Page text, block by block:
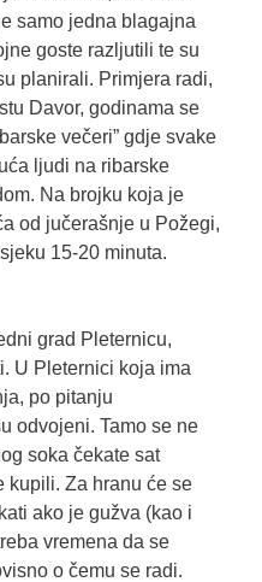
samo jedna blagajna
goste razljutili te su
planirali. Primjera radi,
Davor, godinama se
večeri” gdje svake
ljudi na ribarske
Na brojku koja je
od jučerašnje u Požegi,
15-20 minuta.
grad Pleternicu,
U Pleternici koja ima
po pitanju
odvojeni. Tamo se ne
soka čekate sat
kupili. Za hranu će se
ako je gužva (kao i
vremena da se
o čemu se radi.